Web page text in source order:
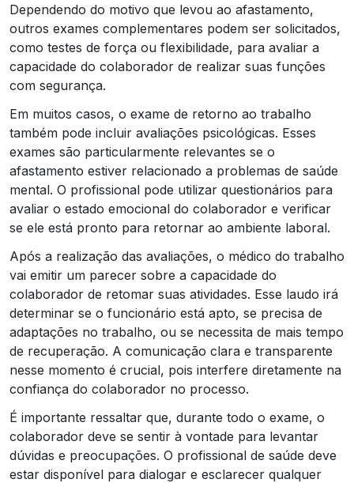
Dependendo do motivo que levou ao afastamento,
outros exames complementares podem ser solicitados,
como testes de força ou flexibilidade, para avaliar a
capacidade do colaborador de realizar suas funções
com segurança.
Em muitos casos, o exame de retorno ao trabalho
também pode incluir avaliações psicológicas. Esses
exames são particularmente relevantes se o
afastamento estiver relacionado a problemas de saúde
mental. O profissional pode utilizar questionários para
avaliar o estado emocional do colaborador e verificar
se ele está pronto para retornar ao ambiente laboral.
Após a realização das avaliações, o médico do trabalho
vai emitir um parecer sobre a capacidade do
colaborador de retomar suas atividades. Esse laudo irá
determinar se o funcionário está apto, se precisa de
adaptações no trabalho, ou se necessita de mais tempo
de recuperação. A comunicação clara e transparente
nesse momento é crucial, pois interfere diretamente na
confiança do colaborador no processo.
É importante ressaltar que, durante todo o exame, o
colaborador deve se sentir à vontade para levantar
dúvidas e preocupações. O profissional de saúde deve
estar disponível para dialogar e esclarecer qualquer